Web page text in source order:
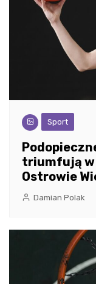
Sport
triumfują
Ostrowie
Damian Polak